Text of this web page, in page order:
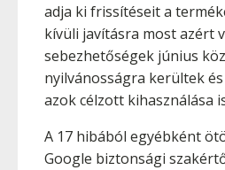
adja ki frissítéseit a
kívüli javításra most azért
sebezhetőségek június
nyilvánosságra kerültek
azok célzott kihasználása
A 17 hibából egyébként
Google biztonsági